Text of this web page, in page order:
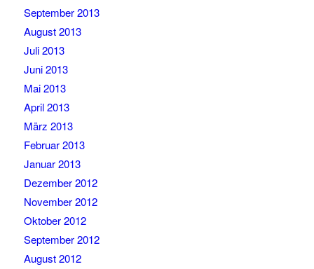
September 2013
August 2013
Juli 2013
Juni 2013
Mai 2013
April 2013
März 2013
Februar 2013
Januar 2013
Dezember 2012
November 2012
Oktober 2012
September 2012
August 2012